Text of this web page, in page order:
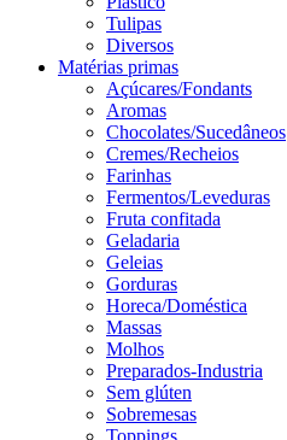
Tulipas
Diversos
Matérias primas
Açúcares/Fondants
Aromas
Chocolates/Sucedâneos
Cremes/Recheios
Farinhas
Fermentos/Leveduras
Fruta confitada
Geladaria
Geleias
Gorduras
Horeca/Doméstica
Massas
Molhos
Preparados-Industria
Sem glúten
Sobremesas
Toppings